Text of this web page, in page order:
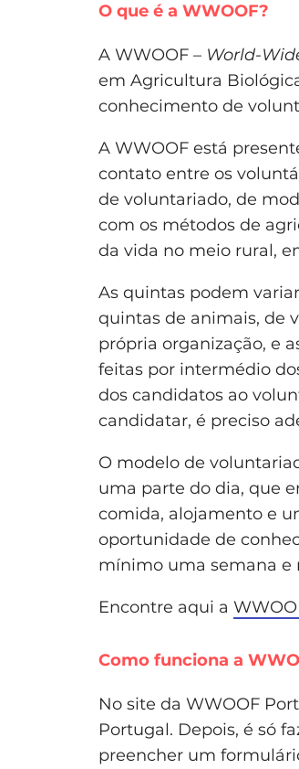
O que é a WWOOF?
A WWOOF – World-
em Agricultura
conhecimento de
A WWOOF está
contato entre os
de voluntariado, de
com os métodos de
da vida no meio rural,
As quintas podem
quintas de animais, de
própria organização, e
feitas por intermédio
dos candidatos ao
candidatar, é preciso
O modelo de
uma parte do dia, que
comida, alojamento e
oportunidade de
mínimo uma semana e
Encontre aqui a
Como funciona a
No site da WWOOF
Portugal. Depois, é só
preencher um